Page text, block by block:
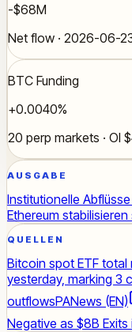
-$68M
Net flow · 2026-06-
BTC Funding
+0.0040%
20 perp markets · OI
AUSGABE
Institutionelle
Ethereum
QUELLEN
Bitcoin spot ETF
yesterday, marking 3
outflowsPANews (EN)
Negative as $8B Exits